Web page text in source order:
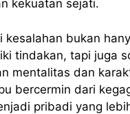
kekuatan sejati.
kesalahan bukan
tindakan, tapi juga
mentalitas dan
bercermin dari
pribadi yang